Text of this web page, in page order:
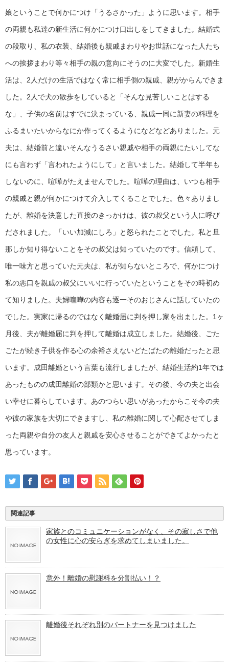
娘ということで何かにつけ「うるさかった」ように思います。相手
の両親も私達の新生活に何かにつけ口出しをしてきました。結婚式
の段取り、私の衣装、結婚後も親戚まわりやお世話になった人たち
への挨拶まわり等々相手の親の意向にそうのに大変でした。新婚生
活は、2人だけの生活ではなく常に相手側の親戚、親がからんできま
した。2人で犬の散歩をしていると「そんな見苦しいことはする
な」、子供の名前はすでに決まっている、親戚一同に新妻の料理を
ふるまいたいからなにか作ってくるようになどなどありました。元
夫は、結婚前と違いそんなうるさい親戚や相手の両親にたいしてな
にも言わず「言われたようにして」と言いました。結婚して半年も
しないのに、喧嘩がたえませんでした。喧嘩の理由は、いつも相手
の親戚と親が何かにつけて介入してくることでした。色々ありまし
たが、離婚を決意した直接のきっかけは、彼の叔父という人に呼び
だされました。「いい加減にしろ」と怒られたことでした。私と旦
那しか知り得ないことをその叔父は知っていたのです。信頼して、
唯一味方と思っていた元夫は、私が知らないところで、何かにつけ
私の悪口を親戚の叔父にいいに行っていたということをその時初め
て知りました。夫婦喧嘩の内容も逐一そのおじさんに話していたの
でした。実家に帰るのではなく離婚届に判を押し家を出ました。1ヶ
月後、夫が離婚届に判を押して離婚は成立しました。結婚後、ごた
ごたが続き子供を作る心の余裕さえないどたばたの離婚だったと思
います。成田離婚という言葉も流行しましたが、結婚生活約1年では
あったものの成田離婚の部類かと思います。その後、今の夫と出会
い幸せに暮らしています。あのつらい思いがあったからこそ今の夫
や彼の家族を大切にできますし、私の離婚に関して心配させてしま
った両親や自分の友人と親戚を安心させることができてよかったと
思っています。
関連記事
家族とのコミュニケーションがなく、その寂しさで他
の女性に心の安らぎを求めてしまいました。
意外！離婚の慰謝料を分割払い！？
離婚後それぞれ別のパートナーを見つけました